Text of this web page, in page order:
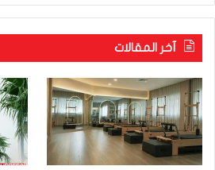
آخر المقالات